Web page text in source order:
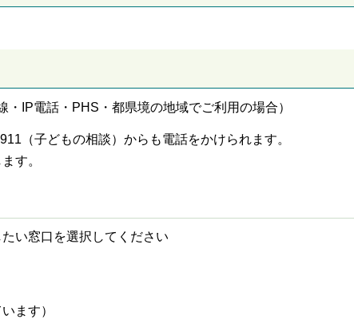
IP電話・PHS・都県境の地域でご利用の場合）
（子どもの相談）からも電話をかけられます。
す。
い窓口を選択してください
ます）